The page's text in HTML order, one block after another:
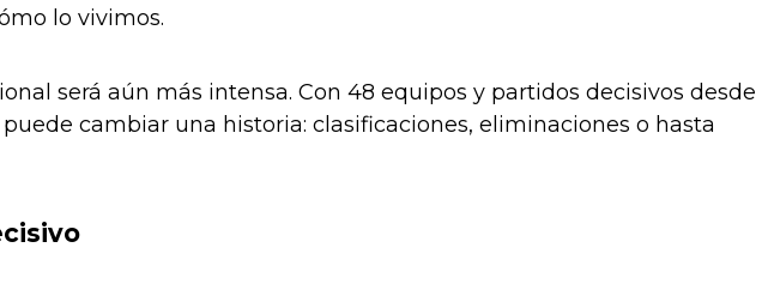
lo vivimos.
será aún más intensa. Con 48 equipos y partidos decisivos desde
cambiar una historia: clasificaciones, eliminaciones o hasta